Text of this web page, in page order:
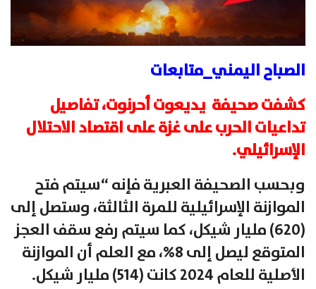
الصباح اليمني_متابعات
كشفت صحيفة يديعوت أحرنوت، تفاصيل
تداعيات الحرب على غزة على اقتصاد الاحتلال
الإسرائيلي.
وبحسب الصحيفة العبرية فإنه “سيتم فتح
الموازنة الإسرائيلية للمرة الثالثة، وستصل إلى
(620) مليار شيكل، كما سيتم رفع سقف العجز
المتوقع ليصل إلى 8%، مع العلم أن الموازنة
الأصلية للعام 2024 كانت (514) مليار شيكل.